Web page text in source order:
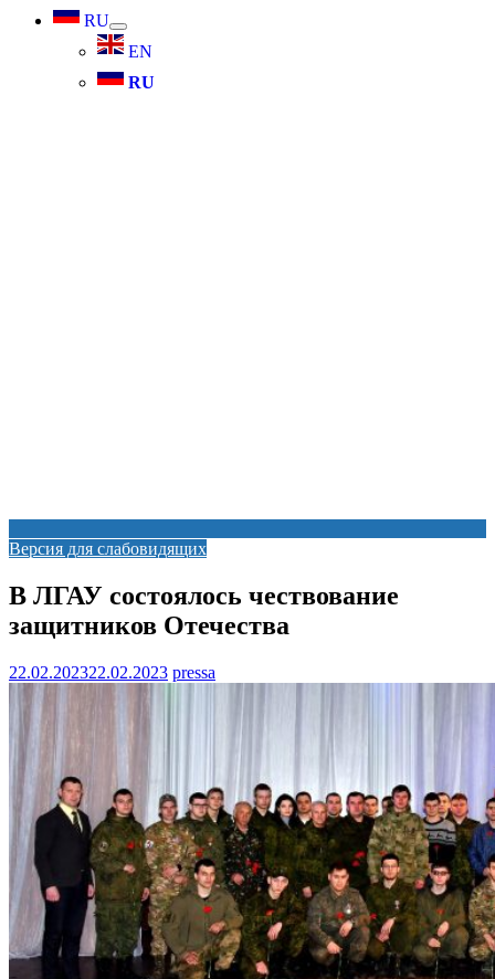
RU
раскрыть
дочернее
EN
RU
Версия для слабовидящих
В ЛГАУ состоялось чествование
защитников Отечества
22.02.202322.02.2023 pressa